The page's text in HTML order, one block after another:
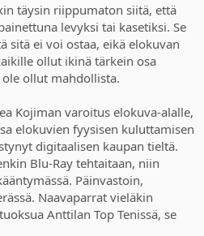
täysin riippumaton siitä, että
levyksi tai kasetiksi. Se
sitä ei voi ostaa, eikä elokuvan
ollut ikinä tärkein osa
ole ollut mahdollista.
Kojiman varoitus elokuva-alalle,
elokuvien fyysisen kuluttamisen
digitaalisen kaupan tieltä.
Blu-Ray tehtaitaan, niin
Päinvastoin,
Naavaparrat vieläkin
Anttilan Top Tenissä, se